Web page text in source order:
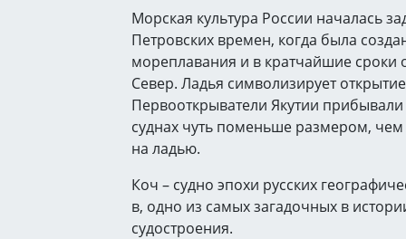
Морская культура России началась
Петровских времен, когда была
мореплавания и в кратчайшие сроки
Север. Ладья символизирует
Первооткрыватели Якутии
суднах чуть поменьше размером,
на ладью.
Коч – судно эпохи русских
в, одно из самых загадочных в
судостроения.